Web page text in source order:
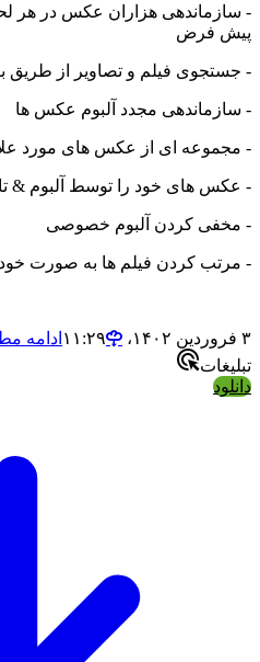
هزاران عکس در هر لحظه و
فرض
فیلم و تصاویر از طریق
مجدد آلبوم عکس ها
ای از عکس های مورد علاقه به
های خود را توسط آلبوم & تاریخ به
کردن آلبوم خصوصی
کردن فیلم ها به صورت خودکار
ادامه مطلب